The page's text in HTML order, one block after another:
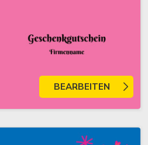
BEARBEITEN